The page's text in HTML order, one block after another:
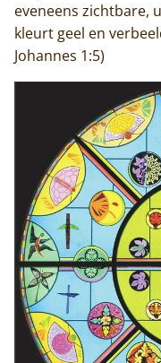
eveneens zichtbare,
kleurt geel en
Johannes 1:5)